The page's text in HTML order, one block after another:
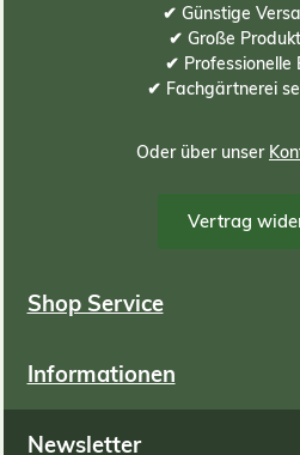
✔ Günstige
✔ Große
✔ Professionelle
✔ Fachgärtnerei
Oder über unser
Vertrag
Shop Service
Informationen
Newsletter